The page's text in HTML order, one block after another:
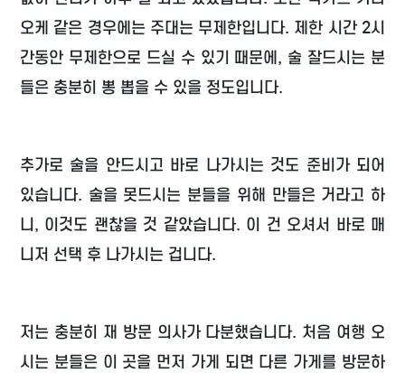
오케 같은 경우에는 주대는 무제한입니다. 제한 시간 2시
간동안 무제한으로 드실 수 있기 때문에, 술 잘드시는 분
들은 충분히 뽕 뽑을 수 있을 정도입니다.
추가로 술을 안드시고 바로 나가시는 것도 준비가 되어
있습니다. 술을 못드시는 분들을 위해 만들은 거라고 하
니, 이것도 괜찮을 것 같았습니다. 이 건 오셔서 바로 매
니저 선택 후 나가시는 겁니다.
저는 충분히 재 방문 의사가 다분했습니다. 처음 여행 오
시는 분들은 이 곳을 먼저 가게 되면 다른 가게를 방문하